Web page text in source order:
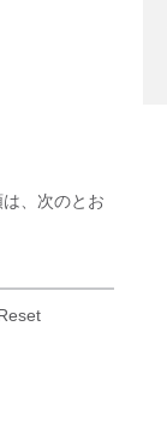
、次のとお